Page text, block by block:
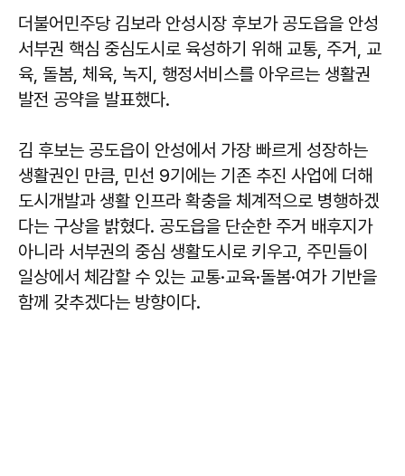
더불어민주당 김보라 안성시장 후보가 공도읍을 안성
서부권 핵심 중심도시로 육성하기 위해 교통, 주거, 교
육, 돌봄, 체육, 녹지, 행정서비스를 아우르는 생활권
발전 공약을 발표했다.
김 후보는 공도읍이 안성에서 가장 빠르게 성장하는
생활권인 만큼, 민선 9기에는 기존 추진 사업에 더해
도시개발과 생활 인프라 확충을 체계적으로 병행하겠
다는 구상을 밝혔다. 공도읍을 단순한 주거 배후지가
아니라 서부권의 중심 생활도시로 키우고, 주민들이
일상에서 체감할 수 있는 교통·교육·돌봄·여가 기반을
함께 갖추겠다는 방향이다.